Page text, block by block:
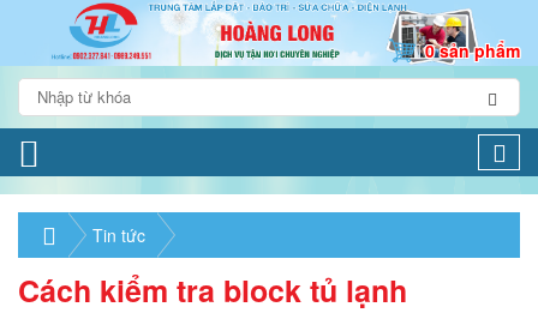
0 sản phẩm
Tin tức
Cách kiểm tra block tủ lạnh